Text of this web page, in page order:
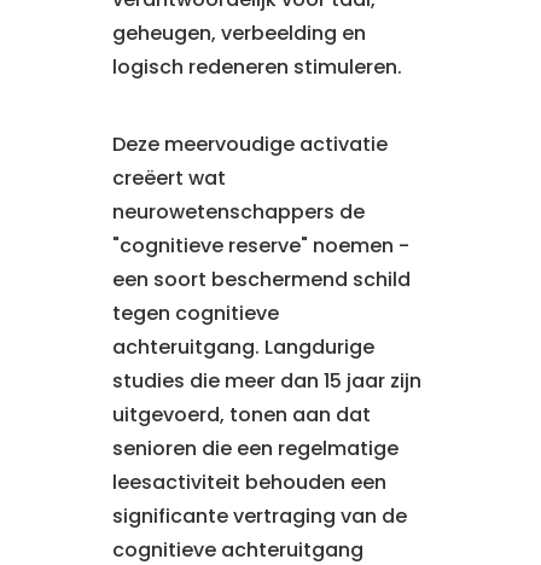
geheugen, verbeelding en
logisch redeneren stimuleren.
Deze meervoudige activatie
creëert wat
neurowetenschappers de
"cognitieve reserve" noemen -
een soort beschermend schild
tegen cognitieve
achteruitgang. Langdurige
studies die meer dan 15 jaar zijn
uitgevoerd, tonen aan dat
senioren die een regelmatige
leesactiviteit behouden een
significante vertraging van de
cognitieve achteruitgang